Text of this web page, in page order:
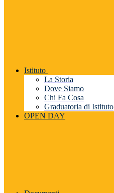
Istituto
La Storia
Dove Siamo
Chi Fa Cosa
Graduatoria di Istituto
OPEN DAY